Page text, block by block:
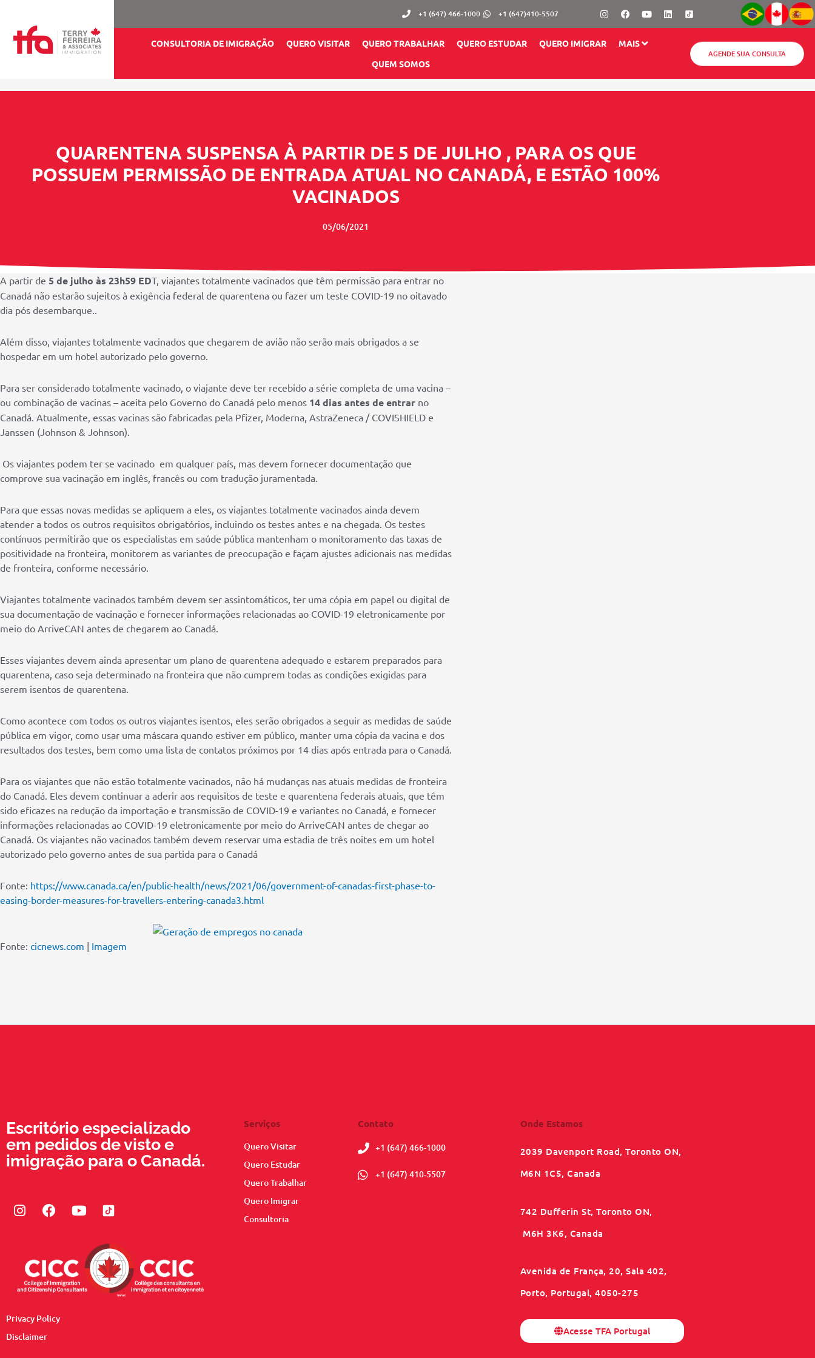
+1 (647) 466-1000 +1 (647)410-5507 InstagramFacebook
YoutubeLinkedin
CONSULTORIA DE IMIGRAÇÃO QUERO VISITAR QUERO TRABALHAR QUERO ESTUDAR QUERO IMIGRAR
MAIS
QUEM SOMOS
AGENDE SUA CONSULTA
QUARENTENA SUSPENSA À PARTIR DE 5 DE JULHO , PARA OS QUE
POSSUEM PERMISSÃO DE ENTRADA ATUAL NO CANADÁ, E ESTÃO 100%
VACINADOS
05/06/2021
A partir de 5 de julho às 23h59 EDT, viajantes totalmente vacinados que têm permissão para entrar no
Canadá não estarão sujeitos à exigência federal de quarentena ou fazer um teste COVID-19 no oitavado
dia pós desembarque..
Além disso, viajantes totalmente vacinados que chegarem de avião não serão mais obrigados a se
hospedar em um hotel autorizado pelo governo.
Para ser considerado totalmente vacinado, o viajante deve ter recebido a série completa de uma vacina –
ou combinação de vacinas – aceita pelo Governo do Canadá pelo menos 14 dias antes de entrar no
Canadá. Atualmente, essas vacinas são fabricadas pela Pfizer, Moderna, AstraZeneca / COVISHIELD e
Janssen (Johnson & Johnson).
Os viajantes podem ter se vacinado em qualquer país, mas devem fornecer documentação que
comprove sua vacinação em inglês, francês ou com tradução juramentada.
Para que essas novas medidas se apliquem a eles, os viajantes totalmente vacinados ainda devem
atender a todos os outros requisitos obrigatórios, incluindo os testes antes e na chegada. Os testes
contínuos permitirão que os especialistas em saúde pública mantenham o monitoramento das taxas de
positividade na fronteira, monitorem as variantes de preocupação e façam ajustes adicionais nas medidas
de fronteira, conforme necessário.
Viajantes totalmente vacinados também devem ser assintomáticos, ter uma cópia em papel ou digital de
sua documentação de vacinação e fornecer informações relacionadas ao COVID-19 eletronicamente por
meio do ArriveCAN antes de chegarem ao Canadá.
Esses viajantes devem ainda apresentar um plano de quarentena adequado e estarem preparados para
quarentena, caso seja determinado na fronteira que não cumprem todas as condições exigidas para
serem isentos de quarentena.
Como acontece com todos os outros viajantes isentos, eles serão obrigados a seguir as medidas de saúde
pública em vigor, como usar uma máscara quando estiver em público, manter uma cópia da vacina e dos
resultados dos testes, bem como uma lista de contatos próximos por 14 dias após entrada para o Canadá.
Para os viajantes que não estão totalmente vacinados, não há mudanças nas atuais medidas de fronteira
do Canadá. Eles devem continuar a aderir aos requisitos de teste e quarentena federais atuais, que têm
sido eficazes na redução da importação e transmissão de COVID-19 e variantes no Canadá, e fornecer
informações relacionadas ao COVID-19 eletronicamente por meio do ArriveCAN antes de chegar ao
Canadá. Os viajantes não vacinados também devem reservar uma estadia de três noites em um hotel
autorizado pelo governo antes de sua partida para o Canadá
Fonte: https://www.canada.ca/en/public-health/news/2021/06/government-of-canadas-first-phase-to-
easing-border-measures-for-travellers-entering-canada3.html
Fonte: cicnews.com | Imagem
Escritório especializado
em pedidos de visto e
imigração para o Canadá.
Instagram
Facebook
Youtube
Privacy Policy
Disclaimer
Serviços
Quero Visitar
Quero Estudar
Quero Trabalhar
Quero Imigrar
Consultoria
Contato
+1 (647) 466-1000
+1 (647) 410-5507
Onde Estamos
2039 Davenport Road, Toronto ON,
M6N 1C5, Canada
742 Dufferin St, Toronto ON,
M6H 3K6, Canada
Avenida de França, 20, Sala 402,
Porto, Portugal, 4050-275
Acesse TFA Portugal